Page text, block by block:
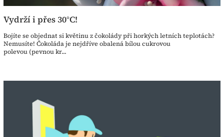
Vydrží i přes 30°C!
Bojíte se objednat si květinu z čokolády při horkých letních teplotách?
Nemusíte! Čokoláda je nejdříve obalená bílou cukrovou
polevou (pevnou kr...